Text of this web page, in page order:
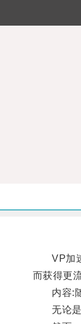
VP加速
而获得更
内容:随
无论是